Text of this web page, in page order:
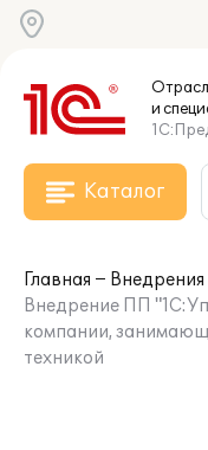
и
Каталог
Главная
Внедрения
Внедрение ПП
компании,
техникой